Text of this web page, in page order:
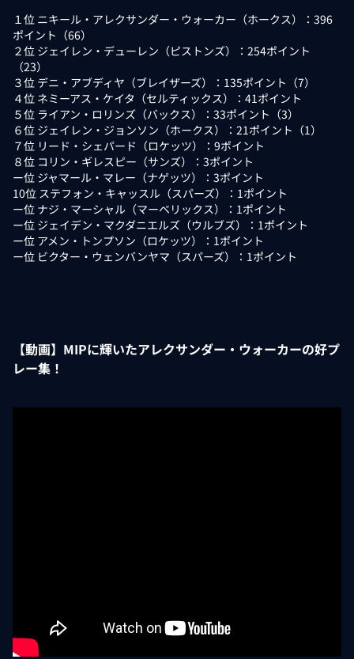
１位 ニキール・アレクサンダー・ウォーカー（ホークス）：396
ポイント（66）
２位 ジェイレン・デューレン（ピストンズ）：254ポイント
（23）
３位 デニ・アブディヤ（ブレイザーズ）：135ポイント（7）
４位 ネミーアス・ケイタ（セルティックス）：41ポイント
５位 ライアン・ロリンズ（バックス）：33ポイント（3）
６位 ジェイレン・ジョンソン（ホークス）：21ポイント（1）
７位 リード・シェパード（ロケッツ）：9ポイント
８位 コリン・ギレスピー（サンズ）：3ポイント
ー位 ジャマール・マレー（ナゲッツ）：3ポイント
10位 ステフォン・キャッスル（スパーズ）：1ポイント
ー位 ナジ・マーシャル（マーベリックス）：1ポイント
ー位 ジェイデン・マクダニエルズ（ウルブズ）：1ポイント
ー位 アメン・トンプソン（ロケッツ）：1ポイント
ー位 ビクター・ウェンバンヤマ（スパーズ）：1ポイント
【動画】MIPに輝いたアレクサンダー・ウォーカーの好プ
レー集！